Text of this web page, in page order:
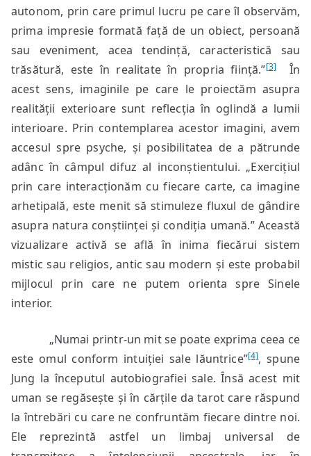
autonom, prin care primul lucru pe care îl observăm,
prima impresie formată față de un obiect, persoană
sau eveniment, acea tendință, caracteristică sau
trăsătură, este în realitate în propria ființă.”[3]
În
acest sens, imaginile pe care le proiectăm asupra
realității exterioare sunt reflecția în oglindă a lumii
interioare. Prin contemplarea acestor imagini, avem
accesul spre psyche, și posibilitatea de a pătrunde
adânc în câmpul difuz al inconștientului. „Exercițiul
prin care interacționăm cu fiecare carte, ca imagine
arhetipală, este menit să stimuleze fluxul de gândire
asupra natura conștiinței și condiția umană.” Această
vizualizare activă se află în inima fiecărui sistem
mistic sau religios, antic sau modern și este probabil
mijlocul prin care ne putem orienta spre Sinele
interior.
„Numai printr-un mit se poate exprima ceea ce
este omul conform intuiției sale lăuntrice”[4], spune
Jung la începutul autobiografiei sale. Însă acest mit
uman se regăsește și în cărțile da tarot care răspund
la întrebări cu care ne confruntăm fiecare dintre noi.
Ele reprezintă astfel un limbaj universal de